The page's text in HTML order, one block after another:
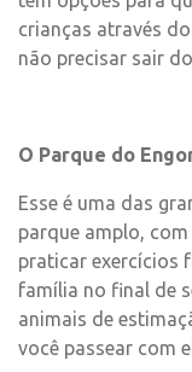
crianças através
não precisar sair
O Parque do
Esse é uma das
parque amplo,
praticar exercícios
família no final de
animais de
você passear com